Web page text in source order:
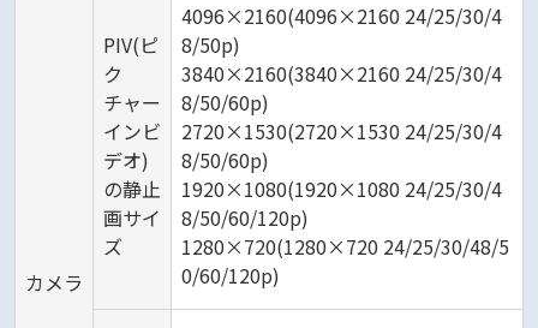
カメラ
PIV(ピ
ク
チャー
インビ
デオ)
の静止
画サイ
ズ
4096×2160(4096×2160 24/25/30/4
8/50p)
3840×2160(3840×2160 24/25/30/4
8/50/60p)
2720×1530(2720×1530 24/25/30/4
8/50/60p)
1920×1080(1920×1080 24/25/30/4
8/50/60/120p)
1280×720(1280×720 24/25/30/48/5
0/60/120p)